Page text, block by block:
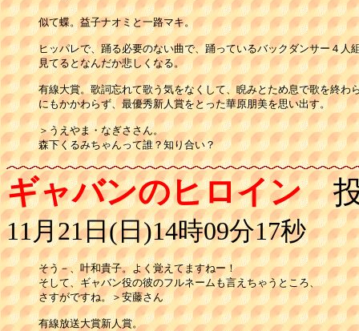
似て蝶。益子ナオミと一路マキ。
ヒッパレで、踊る必要のない曲で、踊っているバックダンサー４人
見てるとなんだか悲しくなる。
有線大賞。歌詞忘れて歌う気をなくして、睨みとため息で歌を終わ
にもかかわらず、最優秀新人賞をとった華原朋美を思い出す。
＞うえやま・なぎささん。
森下くるみちゃんって誰？知り合い？
ギャバンのヒロイン投
11月21日(日)14時09分17秒
そう－、叶和貴子。よく覚えてますねー！
そして、ギャバン役の彼のフルネームも言えちゃうところ、
さすがですね。＞安藤さん
有線放送大賞新人賞。